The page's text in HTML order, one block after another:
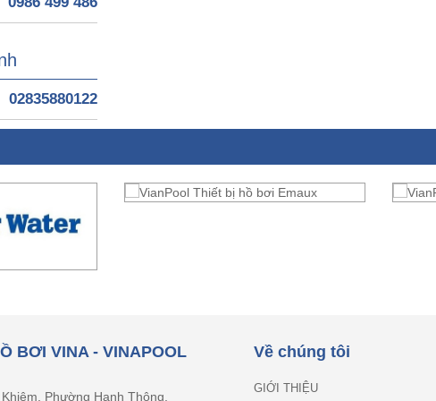
02835880122
BƠI VINA - VINAPOOL
Phường Hạnh Thông,
Về chúng tôi
GIỚI THIỆU